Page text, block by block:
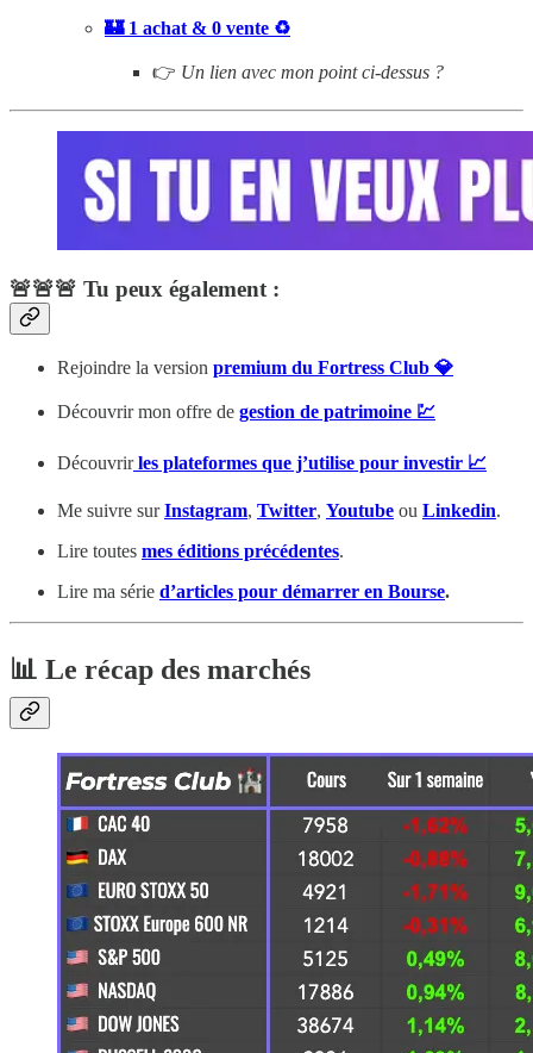
🏰 1 achat & 0 vente ♻️
👉 Un lien avec mon point ci-dessus ?
🚨🚨🚨 Tu peux également :
Rejoindre la version premium du Fortress Club 💎
Découvrir mon offre de gestion de patrimoine 💹
Découvrirles plateformes que j’utilise pour investir 📈
Me suivre surInstagram, Twitter, Youtube ou Linkedin.
Lire toutes mes éditions précédentes.
Lire ma série d’articles pour démarrer en Bourse.
📊 Le récap des marchés